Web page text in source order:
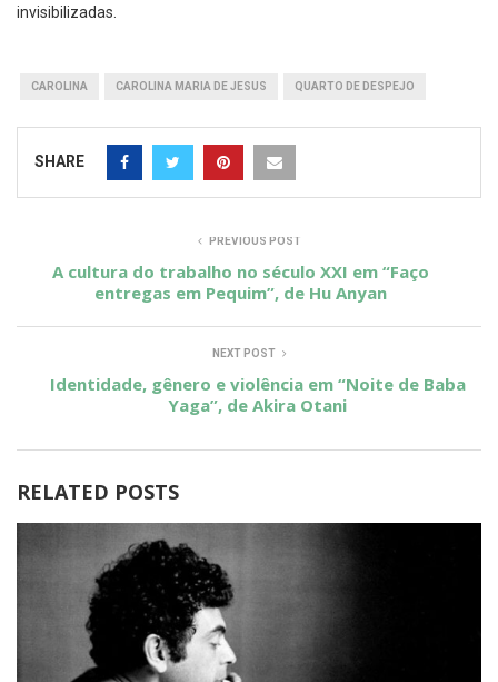
invisibilizadas.
CAROLINA CAROLINA MARIA DE JESUS QUARTO DE DESPEJO
SHARE
PREVIOUS POST
A cultura do trabalho no século XXI em “Faço
entregas em Pequim”, de Hu Anyan
NEXT POST
Identidade, gênero e violência em “Noite de Baba
Yaga”, de Akira Otani
RELATED POSTS